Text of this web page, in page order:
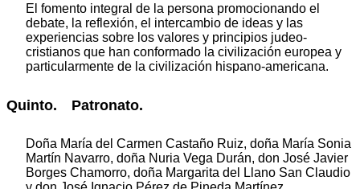
El fomento integral de la persona promocionando el
debate, la reflexión, el intercambio de ideas y las
experiencias sobre los valores y principios judeo-
cristianos que han conformado la civilización europea y
particularmente de la civilización hispano-americana.
Quinto. Patronato.
Doña María del Carmen Castaño Ruiz, doña María Sonia
Martín Navarro, doña Nuria Vega Durán, don José Javier
Borges Chamorro, doña Margarita del Llano San Claudio